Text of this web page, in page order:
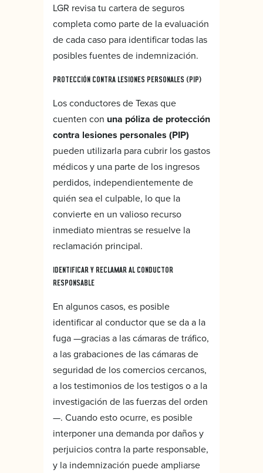
LGR revisa tu cartera de seguros
completa como parte de la evaluación
de cada caso para identificar todas las
posibles fuentes de indemnización.
PROTECCIÓN CONTRA LESIONES PERSONALES (PIP)
Los conductores de Texas que
cuenten con una póliza de protección
contra lesiones personales (PIP)
pueden utilizarla para cubrir los gastos
médicos y una parte de los ingresos
perdidos, independientemente de
quién sea el culpable, lo que la
convierte en un valioso recurso
inmediato mientras se resuelve la
reclamación principal.
IDENTIFICAR Y RECLAMAR AL CONDUCTOR
RESPONSABLE
En algunos casos, es posible
identificar al conductor que se da a la
fuga —gracias a las cámaras de tráfico,
a las grabaciones de las cámaras de
seguridad de los comercios cercanos,
a los testimonios de los testigos o a la
investigación de las fuerzas del orden
—. Cuando esto ocurre, es posible
interponer una demanda por daños y
perjuicios contra la parte responsable,
y la indemnización puede ampliarse